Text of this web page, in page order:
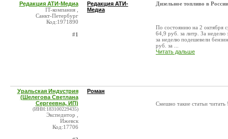
Редакция АТИ-Медиа
IT-компания ,
Санкт-Петербург
Код:1971890
#1
Редакция АТИ-
Медиа
Дизельное топливо в
По состоянию на 2 октября
64,9 руб. за литр. За неделю
за неделю подешевели
руб. за ...
Читать дальше
Уральская Индустрия
(Шелегова Светлана
Сергеевна, ИП)
(ИНН:183100229435)
Экспедитор ,
Ижевск
Код:17706
Роман
Смешно такие статьи